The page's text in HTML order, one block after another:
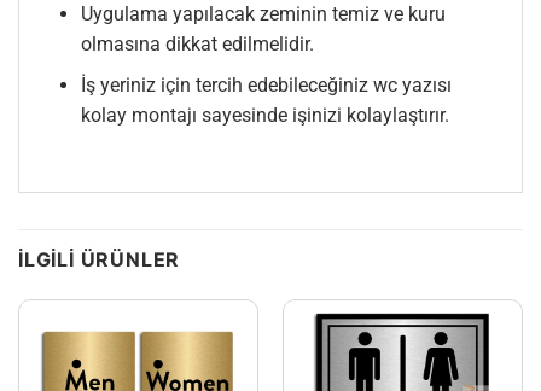
Uygulama yapılacak zeminin temiz ve kuru
olmasına dikkat edilmelidir.
İş yeriniz için tercih edebileceğiniz wc yazısı
kolay montajı sayesinde işinizi kolaylaştırır.
İLGILI ÜRÜNLER